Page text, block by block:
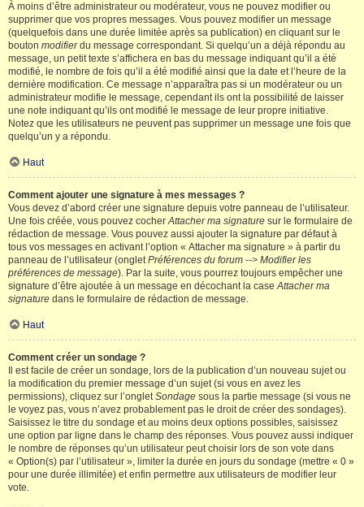
À moins d’être administrateur ou modérateur, vous ne pouvez modifier ou
supprimer que vos propres messages. Vous pouvez modifier un message
(quelquefois dans une durée limitée après sa publication) en cliquant sur le
bouton modifierdu message correspondant. Si quelqu’un a déjà répondu au
message, un petit texte s’affichera en bas du message indiquant qu’il a été
modifié, le nombre de fois qu’il a été modifié ainsi que la date et l’heure de la
dernière modification. Ce message n’apparaîtra pas si un modérateur ou un
administrateur modifie le message, cependant ils ont la possibilité de laisser
une note indiquant qu’ils ont modifié le message de leur propre initiative.
Notez que les utilisateurs ne peuvent pas supprimer un message une fois que
quelqu’un y a répondu.
Haut
Comment ajouter une signature à mes messages ?
Vous devez d’abord créer une signature depuis votre panneau de l’utilisateur.
Une fois créée, vous pouvez cocherAttacher ma signature sur le formulaire de
rédaction de message. Vous pouvez aussi ajouter la signature par défaut à
tous vos messages en activant l’option « Attacher ma signature » à partir du
panneau de l’utilisateur (ongletPréférences du forum --> Modifier les
préférences de message). Par la suite, vous pourrez toujours empêcher une
signature d’être ajoutée à un message en décochant la caseAttacher ma
signature dans le formulaire de rédaction de message.
Haut
Comment créer un sondage ?
Il est facile de créer un sondage, lors de la publication d’un nouveau sujet ou
la modification du premier message d’un sujet (si vous en avez les
permissions), cliquez sur l’ongletSondage sous la partie message (si vous ne
le voyez pas, vous n’avez probablement pas le droit de créer des sondages).
Saisissez le titre du sondage et au moins deux options possibles, saisissez
une option par ligne dans le champ des réponses. Vous pouvez aussi indiquer
le nombre de réponses qu’un utilisateur peut choisir lors de son vote dans
« Option(s) par l’utilisateur », limiter la durée en jours du sondage (mettre « 0 »
pour une durée illimitée) et enfin permettre aux utilisateurs de modifier leur
vote.